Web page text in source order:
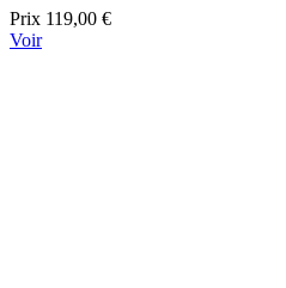
Prix 119,00 €
Voir